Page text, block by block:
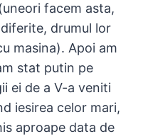
facem asta,
drumul lor
masina). Apoi am
stat putin pe
ei de a V-a veniti
iesirea celor mari,
aproape data de